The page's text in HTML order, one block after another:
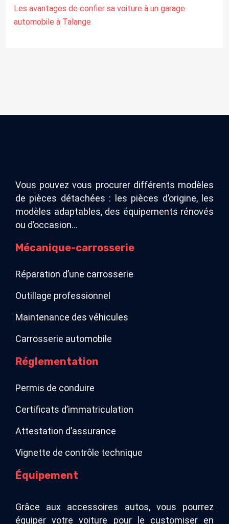
Les avantages de confier sa voiture à un garage
automobile à Talange
Vous pouvez vous procurer différents modèles
de pièces détachées : les pièces d’origine, les
modèles adaptables, des équipements rénovés
ou d’occasion…
Mécanique-carrosserie
Réparation d’une carrosserie
Outillage professionnel
Maintenance des véhicules
Carrosserie automobile
Réglementation
Permis de conduire
Certificats d’immatriculation
Attestation d’assurance
Vignette de contrôle technique
Équipement
Grâce aux accessoires autos, vous pourrez
équiper votre voiture pour le customiser en